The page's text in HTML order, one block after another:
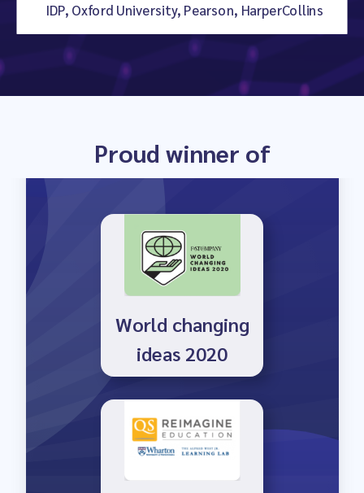
IDP, Oxford University, Pearson, HarperCollins
Proud winner of
Awards 2021
World changing
ideas 2020